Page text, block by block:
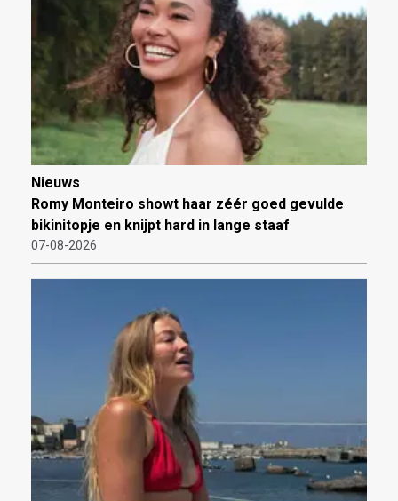
Nieuws
Romy Monteiro showt haar zéér goed gevulde
bikinitopje en knijpt hard in lange staaf
07-08-2026